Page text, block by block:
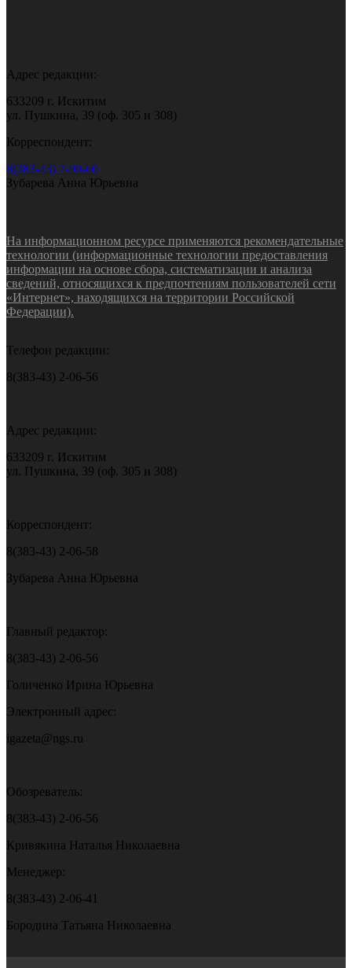
Адрес редакции:
633209 г. Искитим
ул. Пушкина, 39 (оф. 305 и 308)
Корреспондент:
8(383-43) 7-90-60
Зубарева Анна Юрьевна
На информационном ресурсе применяются рекомендательные
технологии (информационные технологии предоставления
информации на основе сбора, систематизации и анализа
сведений, относящихся к предпочтениям пользователей сети
«Интернет», находящихся на территории Российской
Федерации).
Телефон редакции:
8(383-43) 2-06-56
Адрес редакции:
633209 г. Искитим
ул. Пушкина, 39 (оф. 305 и 308)
Корреспондент:
8(383-43) 2-06-58
Зубарева Анна Юрьевна
Главный редактор:
8(383-43) 2-06-56
Голиченко Ирина Юрьевна
Электронный адрес:
igazeta@ngs.ru
Обозреватель:
8(383-43) 2-06-56
Кривякина Наталья Николаевна
Менеджер:
8(383-43) 2-06-41
Бородина Татьяна Николаевна